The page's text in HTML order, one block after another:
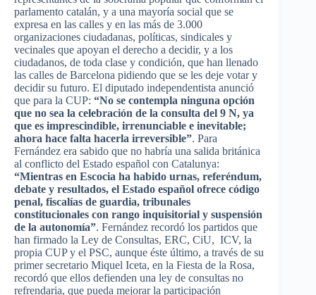
parlamento catalán, y a una mayoría social que se
expresa en las calles y en las más de 3.000
organizaciones ciudadanas, políticas, sindicales y
vecinales que apoyan el derecho a decidir, y a los
ciudadanos, de toda clase y condición, que han llenado
las calles de Barcelona pidiendo que se les deje votary
decidir su futuro. El diputado independentista anunció
que para la CUP: “No se contempla ninguna opción
que no sea la celebración de la consulta del 9 N, ya
que es imprescindible, irrenunciable e inevitable;
ahora hace falta hacerla irreversible”. Para
Fernández era sabido que no habría una salida británica
al conflicto del Estado español con Catalunya:
“Mientras en Escocia ha habido urnas, referéndum,
debate y resultados, el Estado español ofrece código
penal, fiscalías de guardia, tribunales
constitucionales con rango inquisitorial y suspensión
de la autonomía”. Fernández recordó los partidos que
han firmado la Ley de Consultas, ERC, CiU, ICV, la
propia CUP y el PSC, aunque éste último, a través de su
primersecretario Miquel Iceta, en la Fiesta de la Rosa,
recordó que ellos defienden una ley de consultas no
refrendaria, que pueda mejorarla participación